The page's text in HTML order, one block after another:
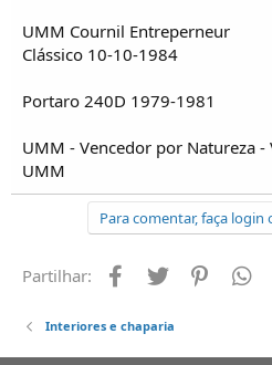
UMM Cournil Entreperneur
Clássico 10-10-1984
Portaro 240D 1979-1981
UMM - Vencedor por Natureza -
UMM
Para comentar, faça
Partilhar: Facebook
Twitter
Interiores e chaparia